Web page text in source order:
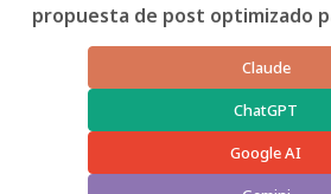
propuesta de post optimizado
Claude
ChatGPT
Google AI